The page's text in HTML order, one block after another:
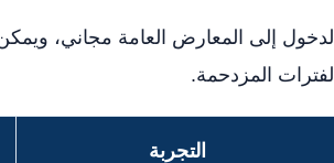
الدخول إلى المعارض العامة مجاني،
الفترات المزدحمة.
التجربة